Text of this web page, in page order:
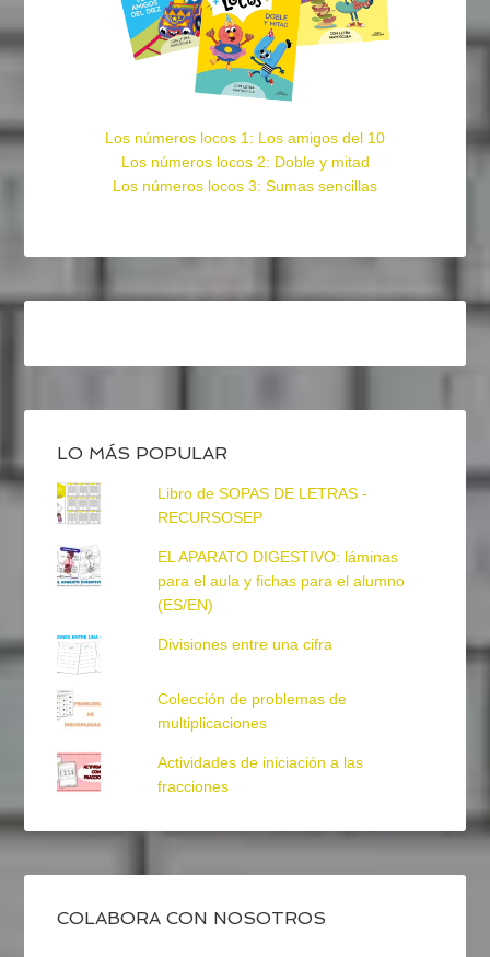
Los números locos 1: Los amigos del 10
Los números locos 2: Doble y mitad
Los números locos 3: Sumas sencillas
LO MÁS POPULAR
Libro de SOPAS DE LETRAS -
RECURSOSEP
EL APARATO DIGESTIVO: láminas
para el aula y fichas para el alumno
(ES/EN)
Divisiones entre una cifra
Colección de problemas de
multiplicaciones
Actividades de iniciación a las
fracciones
COLABORA CON NOSOTROS